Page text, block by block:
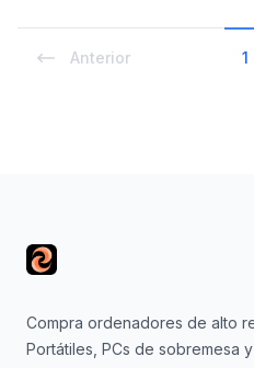
Anterior 1
Compra ordenadores de alto
Portátiles, PCs de sobremesa